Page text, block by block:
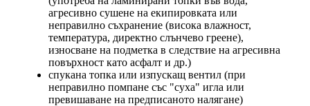
агресивно сушене на екипировката или
неправилно съхранение (висока влажност,
температура, директно слънчево греене),
износване на подметка в следствие на агресивна
повърхност като асфалт и др.)
спукана топка или изпускащ вентил (при
неправилно помпане със "суха" игла или
превишаване на предписаното налягане)